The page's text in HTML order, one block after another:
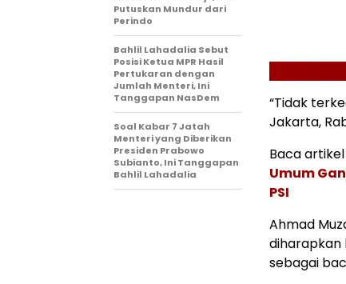
“Tidak
Jakarta,
Baca artikel
Umum
PSI
Ahmad
diharapkan
sebagai
Putuskan Mundur dari
Perindo
Bahlil Lahadalia Sebut
Posisi Ketua MPR Hasil
Pertukaran dengan
Jumlah Menteri, Ini
Tanggapan NasDem
Soal Kabar 7 Jatah
Menteri yang Diberikan
Presiden Prabowo
Subianto, Ini Tanggapan
Bahlil Lahadalia